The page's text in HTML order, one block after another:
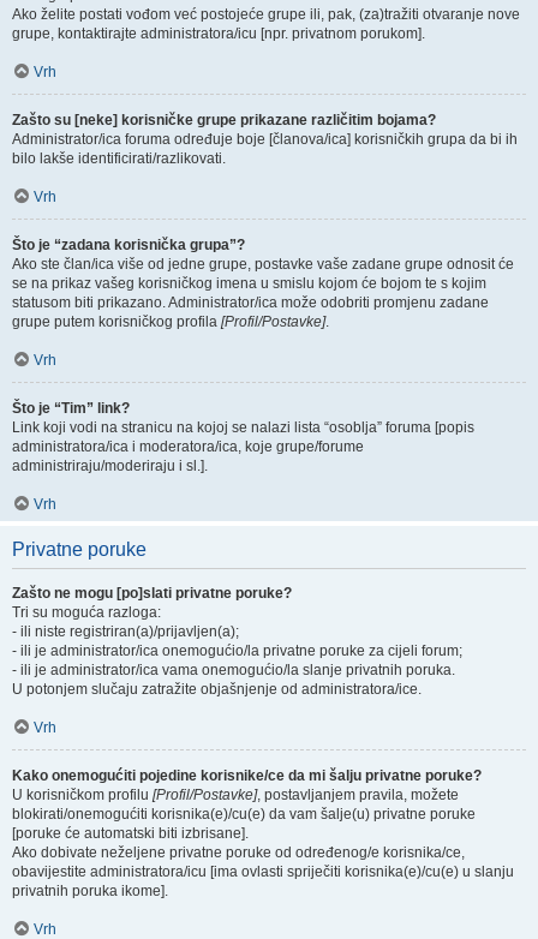
Ako želite postati vođom već postojeće grupe ili, pak, (za)tražiti otvaranje nove
grupe, kontaktirajte administratora/icu [npr. privatnom porukom].
Vrh
Zašto su [neke] korisničke grupe prikazane različitim bojama?
Administrator/ica foruma određuje boje [članova/ica] korisničkih grupa da bi ih
bilo lakše identificirati/razlikovati.
Vrh
Što je “zadana korisnička grupa”?
Ako ste član/ica više od jedne grupe, postavke vaše zadane grupe odnosit će
se na prikaz vašeg korisničkog imena u smislu kojom će bojom te s kojim
statusom biti prikazano. Administrator/ica može odobriti promjenu zadane
grupe putem korisničkog profila [Profil/Postavke].
Vrh
Što je “Tim” link?
Link koji vodi na stranicu na kojoj se nalazi lista “osoblja” foruma [popis
administratora/ica i moderatora/ica, koje grupe/forume
administriraju/moderiraju i sl.].
Vrh
Privatne poruke
Zašto ne mogu [po]slati privatne poruke?
Tri su moguća razloga:
- ili niste registriran(a)/prijavljen(a);
- ili je administrator/ica onemogućio/la privatne poruke za cijeli forum;
- ili je administrator/ica vama onemogućio/la slanje privatnih poruka.
U potonjem slučaju zatražite objašnjenje od administratora/ice.
Vrh
Kako onemogućiti pojedine korisnike/ce da mi šalju privatne poruke?
U korisničkom profilu [Profil/Postavke], postavljanjem pravila, možete
blokirati/onemogućiti korisnika(e)/cu(e) da vam šalje(u) privatne poruke
[poruke će automatski biti izbrisane].
Ako dobivate neželjene privatne poruke od određenog/e korisnika/ce,
obavijestite administratora/icu [ima ovlasti spriječiti korisnika(e)/cu(e) u slanju
privatnih poruka ikome].
Vrh